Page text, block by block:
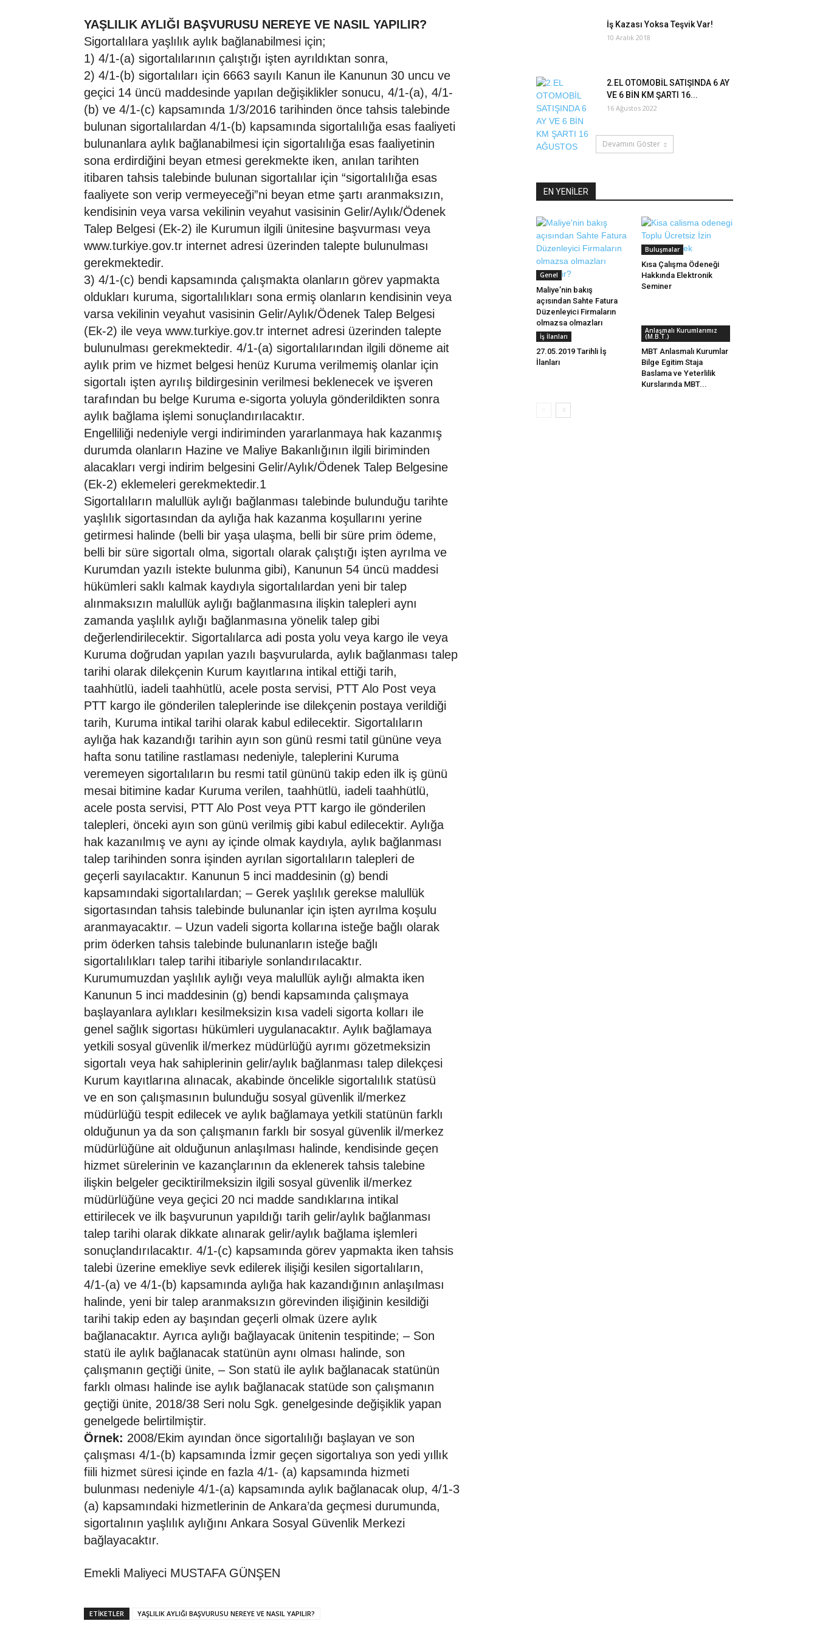
YAŞLILIK AYLIĞI BAŞVURUSU NEREYE VE NASIL YAPILIR?
Sigortalılara yaşlılık aylık bağlanabilmesi için;
1) 4/1-(a) sigortalılarının çalıştığı işten ayrıldıktan sonra,
2) 4/1-(b) sigortalıları için 6663 sayılı Kanun ile Kanunun 30 uncu ve
geçici 14 üncü maddesinde yapılan değişiklikler sonucu, 4/1-(a), 4/1-
(b) ve 4/1-(c) kapsamında 1/3/2016 tarihinden önce tahsis talebinde
bulunan sigortalılardan 4/1-(b) kapsamında sigortalılığa esas faaliyeti
bulunanlara aylık bağlanabilmesi için sigortalılığa esas faaliyetinin
sona erdirdiğini beyan etmesi gerekmekte iken, anılan tarihten
itibaren tahsis talebinde bulunan sigortalılar için “sigortalılığa esas
faaliyete son verip vermeyeceği”ni beyan etme şartı aranmaksızın,
kendisinin veya varsa vekilinin veyahut vasisinin Gelir/Aylık/Ödenek
Talep Belgesi (Ek-2) ile Kurumun ilgili ünitesine başvurması veya
www.turkiye.gov.tr internet adresi üzerinden talepte bulunulması
gerekmektedir.
3) 4/1-(c) bendi kapsamında çalışmakta olanların görev yapmakta
oldukları kuruma, sigortalılıkları sona ermiş olanların kendisinin veya
varsa vekilinin veyahut vasisinin Gelir/Aylık/Ödenek Talep Belgesi
(Ek-2) ile veya www.turkiye.gov.tr internet adresi üzerinden talepte
bulunulması gerekmektedir. 4/1-(a) sigortalılarından ilgili döneme ait
aylık prim ve hizmet belgesi henüz Kuruma verilmemiş olanlar için
sigortalı işten ayrılış bildirgesinin verilmesi beklenecek ve işveren
tarafından bu belge Kuruma e-sigorta yoluyla gönderildikten sonra
aylık bağlama işlemi sonuçlandırılacaktır.
Engelliliği nedeniyle vergi indiriminden yararlanmaya hak kazanmış
durumda olanların Hazine ve Maliye Bakanlığının ilgili biriminden
alacakları vergi indirim belgesini Gelir/Aylık/Ödenek Talep Belgesine
(Ek-2) eklemeleri gerekmektedir.1
Sigortalıların malullük aylığı bağlanması talebinde bulunduğu tarihte
yaşlılık sigortasından da aylığa hak kazanma koşullarını yerine
getirmesi halinde (belli bir yaşa ulaşma, belli bir süre prim ödeme,
belli bir süre sigortalı olma, sigortalı olarak çalıştığı işten ayrılma ve
Kurumdan yazılı istekte bulunma gibi), Kanunun 54 üncü maddesi
hükümleri saklı kalmak kaydıyla sigortalılardan yeni bir talep
alınmaksızın malullük aylığı bağlanmasına ilişkin talepleri aynı
zamanda yaşlılık aylığı bağlanmasına yönelik talep gibi
değerlendirilecektir. Sigortalılarca adi posta yolu veya kargo ile veya
Kuruma doğrudan yapılan yazılı başvurularda, aylık bağlanması talep
tarihi olarak dilekçenin Kurum kayıtlarına intikal ettiği tarih,
taahhütlü, iadeli taahhütlü, acele posta servisi, PTT Alo Post veya
PTT kargo ile gönderilen taleplerinde ise dilekçenin postaya verildiği
tarih, Kuruma intikal tarihi olarak kabul edilecektir. Sigortalıların
aylığa hak kazandığı tarihin ayın son günü resmi tatil gününe veya
hafta sonu tatiline rastlaması nedeniyle, taleplerini Kuruma
veremeyen sigortalıların bu resmi tatil gününü takip eden ilk iş günü
mesai bitimine kadar Kuruma verilen, taahhütlü, iadeli taahhütlü,
acele posta servisi, PTT Alo Post veya PTT kargo ile gönderilen
talepleri, önceki ayın son günü verilmiş gibi kabul edilecektir. Aylığa
hak kazanılmış ve aynı ay içinde olmak kaydıyla, aylık bağlanması
talep tarihinden sonra işinden ayrılan sigortalıların talepleri de
geçerli sayılacaktır. Kanunun 5 inci maddesinin (g) bendi
kapsamındaki sigortalılardan; – Gerek yaşlılık gerekse malullük
sigortasından tahsis talebinde bulunanlar için işten ayrılma koşulu
aranmayacaktır. – Uzun vadeli sigorta kollarına isteğe bağlı olarak
prim öderken tahsis talebinde bulunanların isteğe bağlı
sigortalılıkları talep tarihi itibariyle sonlandırılacaktır.
Kurumumuzdan yaşlılık aylığı veya malullük aylığı almakta iken
Kanunun 5 inci maddesinin (g) bendi kapsamında çalışmaya
başlayanlara aylıkları kesilmeksizin kısa vadeli sigorta kolları ile
genel sağlık sigortası hükümleri uygulanacaktır. Aylık bağlamaya
yetkili sosyal güvenlik il/merkez müdürlüğü ayrımı gözetmeksizin
sigortalı veya hak sahiplerinin gelir/aylık bağlanması talep dilekçesi
Kurum kayıtlarına alınacak, akabinde öncelikle sigortalılık statüsü
ve en son çalışmasının bulunduğu sosyal güvenlik il/merkez
müdürlüğü tespit edilecek ve aylık bağlamaya yetkili statünün farklı
olduğunun ya da son çalışmanın farklı bir sosyal güvenlik il/merkez
müdürlüğüne ait olduğunun anlaşılması halinde, kendisinde geçen
hizmet sürelerinin ve kazançlarının da eklenerek tahsis talebine
ilişkin belgeler geciktirilmeksizin ilgili sosyal güvenlik il/merkez
müdürlüğüne veya geçici 20 nci madde sandıklarına intikal
ettirilecek ve ilk başvurunun yapıldığı tarih gelir/aylık bağlanması
talep tarihi olarak dikkate alınarak gelir/aylık bağlama işlemleri
sonuçlandırılacaktır. 4/1-(c) kapsamında görev yapmakta iken tahsis
talebi üzerine emekliye sevk edilerek ilişiği kesilen sigortalıların,
4/1-(a) ve 4/1-(b) kapsamında aylığa hak kazandığının anlaşılması
halinde, yeni bir talep aranmaksızın görevinden ilişiğinin kesildiği
tarihi takip eden ay başından geçerli olmak üzere aylık
bağlanacaktır. Ayrıca aylığı bağlayacak ünitenin tespitinde; – Son
statü ile aylık bağlanacak statünün aynı olması halinde, son
çalışmanın geçtiği ünite, – Son statü ile aylık bağlanacak statünün
farklı olması halinde ise aylık bağlanacak statüde son çalışmanın
geçtiği ünite, 2018/38 Seri nolu Sgk. genelgesinde değişiklik yapan
genelgede belirtilmiştir.
Örnek: 2008/Ekim ayından önce sigortalılığı başlayan ve son
çalışması 4/1-(b) kapsamında İzmir geçen sigortalıya son yedi yıllık
fiili hizmet süresi içinde en fazla 4/1- (a) kapsamında hizmeti
bulunması nedeniyle 4/1-(a) kapsamında aylık bağlanacak olup, 4/1-3
(a) kapsamındaki hizmetlerinin de Ankara’da geçmesi durumunda,
sigortalının yaşlılık aylığını Ankara Sosyal Güvenlik Merkezi
bağlayacaktır.
Emekli Maliyeci MUSTAFA GÜNŞEN
ETIKETLER YAŞLILIK AYLIĞI BAŞVURUSU NEREYE VE NASIL YAPILIR?
İş Kazası Yoksa Teşvik Var!
10 Aralık 2018
2.EL OTOMOBİL SATIŞINDA 6 AY
VE 6 BİN KM ŞARTI 16...
16 Ağustos 2022
Devamını Göster
EN YENİLER
Genel
Maliye’nin bakış
açısından Sahte Fatura
Düzenleyici Firmaların
olmazsa olmazları
Buluşmalar
Kısa Çalışma Ödeneği
Hakkında Elektronik
Seminer
İş İlanları
27.05.2019 Tarihli İş
İlanları
Anlaşmalı Kurumlarımız
(M.B.T.)
MBT Anlasmalı Kurumlar
Bilge Egitim Staja
Baslama ve Yeterlilik
Kurslarında MBT...